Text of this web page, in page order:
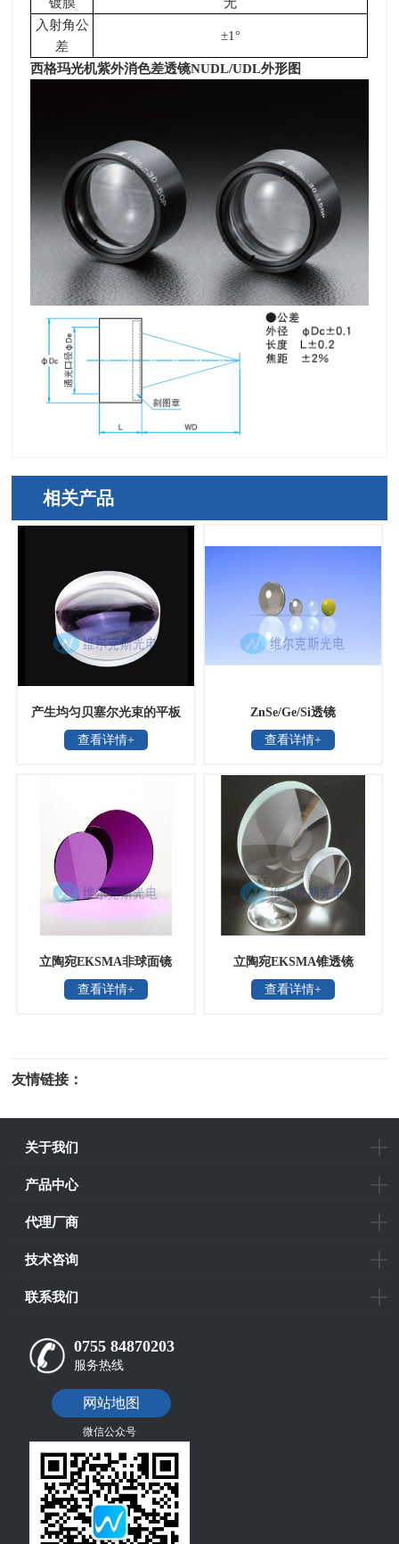
入射角公
差
±1°
西格玛光机紫外消色差透镜NUDL/UDL外形图
相关产品
产生均匀贝塞尔光束的平板
锥镜
查看详情+
ZnSe/Ge/Si透镜
查看详情+
立陶宛EKSMA非球面镜
查看详情+
立陶宛EKSMA锥透镜
查看详情+
友情链接：
关于我们
产品中心
代理厂商
技术咨询
联系我们
0755 84870203
服务热线
网站地图
微信公众号